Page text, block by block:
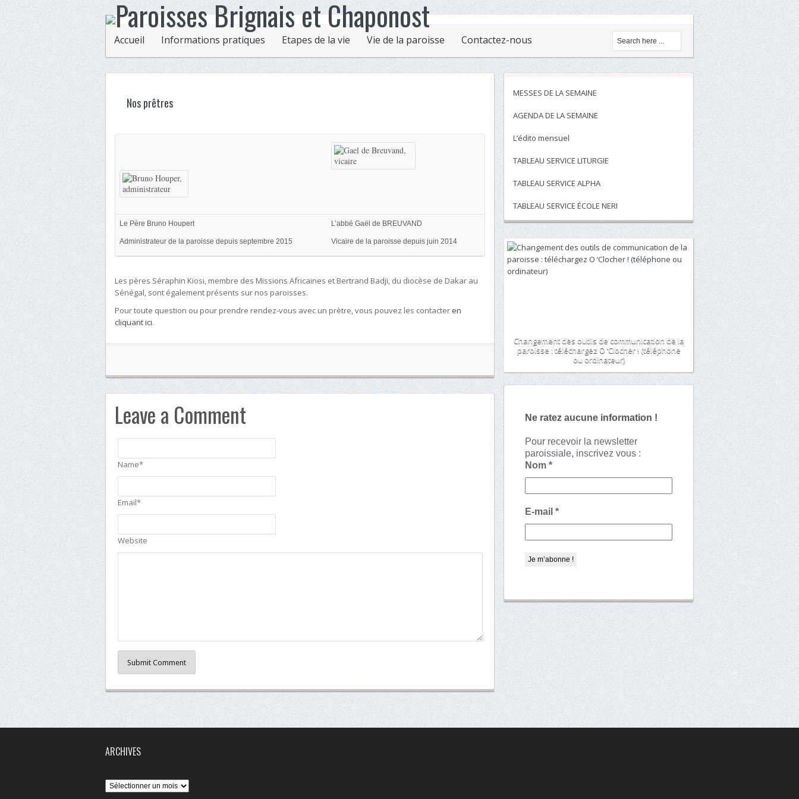
Accueil Informations pratiques Etapes de la vie Vie de la paroisse Contactez-nous
Nos prêtres
Le Père Bruno Houpert
Administrateur de la paroisse depuis septembre 2015
L’abbé Gaël de BREUVAND
Vicaire de la paroisse depuis juin 2014
Les pères Séraphin Kiosi, membre des Missions Africaines et Bertrand Badji, du diocèse de Dakar au
Sénégal, sont également présents sur nos paroisses.
Pour toute question ou pour prendre rendez-vous avec un prètre, vous pouvez les contacter en
cliquant ici.
Leave a Comment
Name*
Email*
Website
Submit Comment
MESSES DE LA SEMAINE
AGENDA DE LA SEMAINE
L’édito mensuel
TABLEAU SERVICE LITURGIE
TABLEAU SERVICE ALPHA
TABLEAU SERVICE ÉCOLE NERI
Changement des outils de communication de la
paroisse : téléchargez O ‘Clocher ! (téléphone
ou ordinateur)
Ne ratez aucune information !
Pour recevoir la newsletter
paroissiale, inscrivez vous :
Nom *
E-mail *
ARCHIVES
Archives